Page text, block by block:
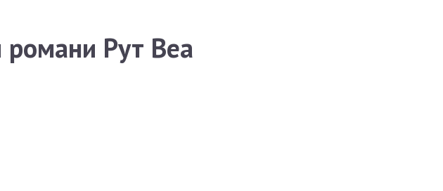
романи Рут Веа